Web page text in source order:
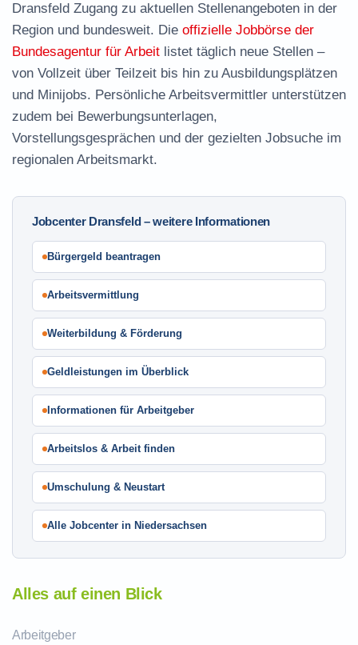
Dransfeld Zugang zu aktuellen Stellenangeboten in der
Region und bundesweit. Die offizielle Jobbörse der
Bundesagentur für Arbeit listet täglich neue Stellen –
von Vollzeit über Teilzeit bis hin zu Ausbildungsplätzen
und Minijobs. Persönliche Arbeitsvermittler unterstützen
zudem bei Bewerbungsunterlagen,
Vorstellungsgesprächen und der gezielten Jobsuche im
regionalen Arbeitsmarkt.
Jobcenter Dransfeld – weitere Informationen
Bürgergeld beantragen
Arbeitsvermittlung
Weiterbildung & Förderung
Geldleistungen im Überblick
Informationen für Arbeitgeber
Arbeitslos & Arbeit finden
Umschulung & Neustart
Alle Jobcenter in Niedersachsen
Alles auf einen Blick
Arbeitgeber